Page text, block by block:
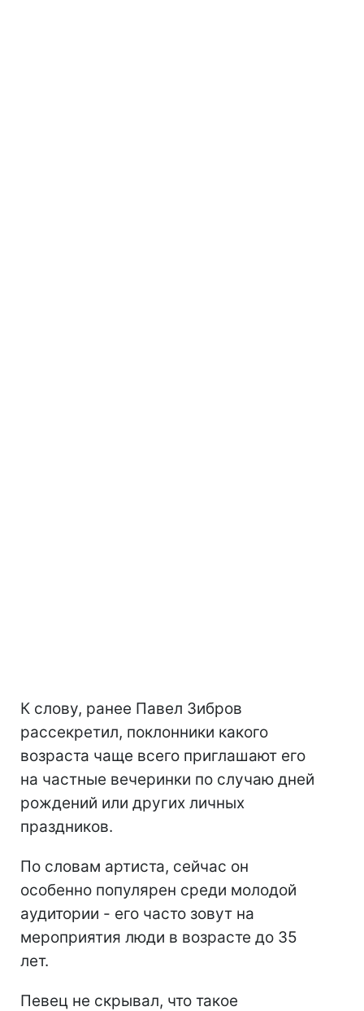
К слову, ранее Павел Зибров
рассекретил, поклонники какого
возраста чаще всего приглашают его
на частные вечеринки по случаю дней
рождений или других личных
праздников.
По словам артиста, сейчас он
особенно популярен среди молодой
аудитории - его часто зовут на
мероприятия люди в возрасте до 35
лет.
Певец не скрывал, что такое